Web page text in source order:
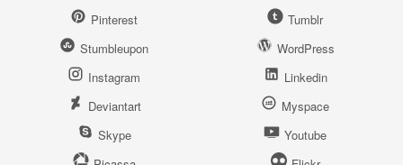
Pinterest
Tumblr
Stumbleupon
WordPress
Instagram
Linkedin
Deviantart
Myspace
Skype
Youtube